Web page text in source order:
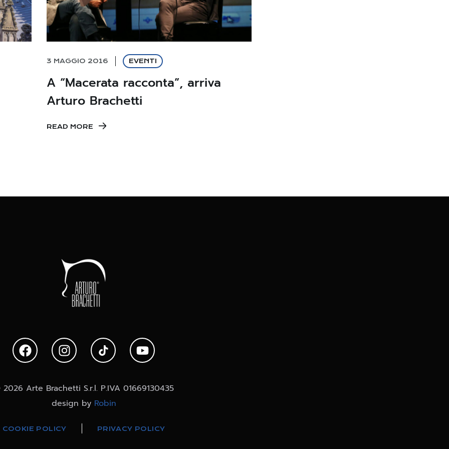
3 MAGGIO 2016 EVENTI
A “Macerata racconta”, arriva
Arturo Brachetti
READ MORE
Arte Brachetti S.r.l. P.IVA 01669130435
design by Robin
COOKIE POLICY PRIVACY POLICY